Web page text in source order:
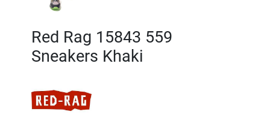
Red Rag 15843 559
Sneakers Khaki